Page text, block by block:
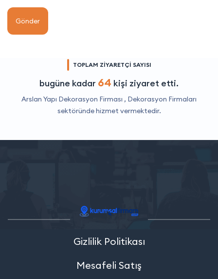
Gönder
TOPLAM ZİYARETÇİ SAYISI
bugüne kadar 64 kişi ziyaret etti.
Arslan Yapı Dekorasyon Firması , Dekorasyon Firmaları
sektöründe hizmet vermektedir.
Gizlilik Politikası
Mesafeli Satış